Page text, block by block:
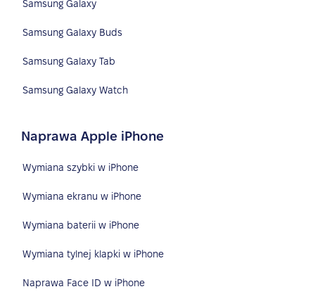
Samsung Galaxy
Samsung Galaxy Buds
Samsung Galaxy Tab
Samsung Galaxy Watch
Naprawa Apple iPhone
Wymiana szybki w iPhone
Wymiana ekranu w iPhone
Wymiana baterii w iPhone
Wymiana tylnej klapki w iPhone
Naprawa Face ID w iPhone